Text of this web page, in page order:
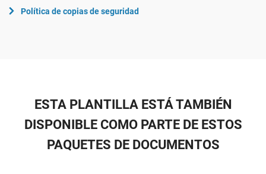
Política de copias de seguridad
ESTA PLANTILLA ESTÁ TAMBIÉN
DISPONIBLE COMO PARTE DE ESTOS
PAQUETES DE DOCUMENTOS